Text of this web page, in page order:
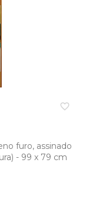
favorite_border
furo, assinado
- 99 x 79 cm